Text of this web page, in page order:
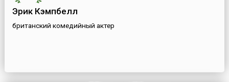
Эрик Кэмпбелл
британский комедийный актер